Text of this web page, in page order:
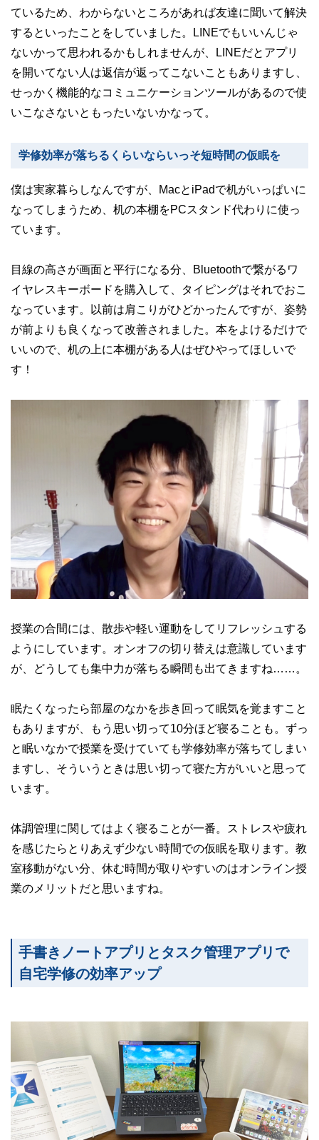
ているため、わからないところがあれば友達に聞いて解決
するといったことをしていました。LINEでもいいんじゃ
ないかって思われるかもしれませんが、LINEだとアプリ
を開いてない人は返信が返ってこないこともありますし、
せっかく機能的なコミュニケーションツールがあるので使
いこなさないともったいないかなって。
学修効率が落ちるくらいならいっそ短時間の仮眠を
僕は実家暮らしなんですが、MacとiPadで机がいっぱいに
なってしまうため、机の本棚をPCスタンド代わりに使っ
ています。
目線の高さが画面と平行になる分、Bluetoothで繋がるワ
イヤレスキーボードを購入して、タイピングはそれでおこ
なっています。以前は肩こりがひどかったんですが、姿勢
が前よりも良くなって改善されました。本をよけるだけで
いいので、机の上に本棚がある人はぜひやってほしいで
す！
授業の合間には、散歩や軽い運動をしてリフレッシュする
ようにしています。オンオフの切り替えは意識しています
が、どうしても集中力が落ちる瞬間も出てきますね……。
眠たくなったら部屋のなかを歩き回って眠気を覚ますこと
もありますが、もう思い切って10分ほど寝ることも。ずっ
と眠いなかで授業を受けていても学修効率が落ちてしまい
ますし、そういうときは思い切って寝た方がいいと思って
います。
体調管理に関してはよく寝ることが一番。ストレスや疲れ
を感じたらとりあえず少ない時間での仮眠を取ります。教
室移動がない分、休む時間が取りやすいのはオンライン授
業のメリットだと思いますね。
手書きノートアプリとタスク管理アプリで
自宅学修の効率アップ